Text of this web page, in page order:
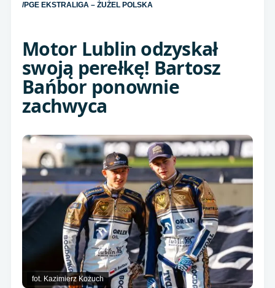
/PGE EKSTRALIGA – ŻUŻEL POLSKA
Motor Lublin odzyskał
swoją perełkę! Bartosz
Bańbor ponownie
zachwyca
fot. Kazimierz Kożuch